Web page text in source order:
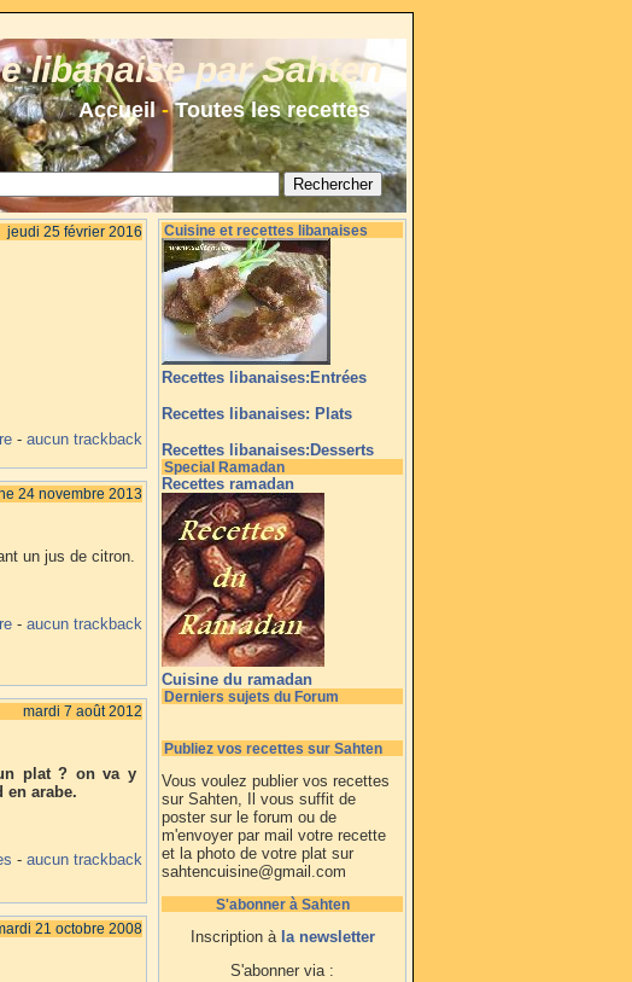
libanaise par Sahten
Accueil-Toutes les recettes
jeudi 25 février 2016
- aucun trackback
24 novembre 2013
un jus de citron.
- aucun trackback
mardi 7 août 2012
plat ? on va y
en arabe.
- aucun trackback
21 octobre 2008
Cuisine et recettes libanaises
Recettes libanaises:Entrées
Recettes libanaises: Plats
Recettes libanaises:Desserts
Special Ramadan
Recettes ramadan
Cuisine du ramadan
Derniers sujets du Forum
Publiez vos recettes sur Sahten
Vous voulez publier vos recettes
sur Sahten, Il vous suffit de
poster sur le forum ou de
m'envoyer par mail votre recette
et la photo de votre plat sur
sahtencuisine@gmail.com
S'abonner à Sahten
Inscription à la newsletter
S'abonner via :